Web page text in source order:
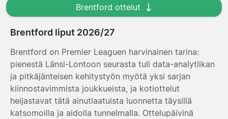
Brentford ottelut
Brentford liput 2026/27
Brentford on Premier Leaguen harvinainen tarina:
pienestä Länsi-Lontoon seurasta tuli data-analytiikan
ja pitkäjänteisen kehitystyön myötä yksi sarjan
kiinnostavimmista joukkueista, ja kotiottelut
heijastavat tätä ainutlaatuista luonnetta täysillä
katsomoilla ja aidolla tunnelmalla. Ottelupäivinä